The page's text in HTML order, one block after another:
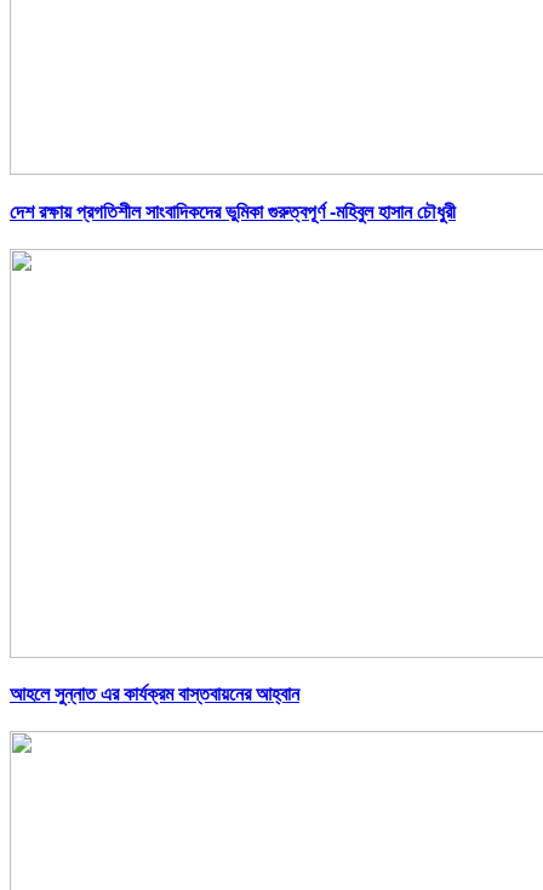
দেশ রক্ষায় প্রগতিশীল সাংবাদিকদের ভুমিকা গুরুত্বপূর্ণ -মহিবুল হাসান চৌধুরী
আহলে সুন্নাত এর কার্যক্রম বাস্তবায়নের আহ্বান